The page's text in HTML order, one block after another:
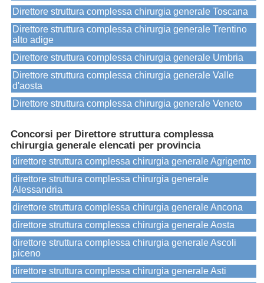
Direttore struttura complessa chirurgia generale Toscana
Direttore struttura complessa chirurgia generale Trentino
alto adige
Direttore struttura complessa chirurgia generale Umbria
Direttore struttura complessa chirurgia generale Valle
d'aosta
Direttore struttura complessa chirurgia generale Veneto
Concorsi per Direttore struttura complessa
chirurgia generale elencati per provincia
direttore struttura complessa chirurgia generale Agrigento
direttore struttura complessa chirurgia generale
Alessandria
direttore struttura complessa chirurgia generale Ancona
direttore struttura complessa chirurgia generale Aosta
direttore struttura complessa chirurgia generale Ascoli
piceno
direttore struttura complessa chirurgia generale Asti